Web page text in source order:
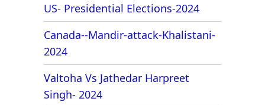
US- Presidential Elections-2024
Canada--Mandir-attack-Khalistani-
2024
Valtoha Vs Jathedar Harpreet
Singh- 2024